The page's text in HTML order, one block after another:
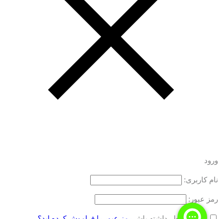
ورود
نام کاربری:
رمز عبور: